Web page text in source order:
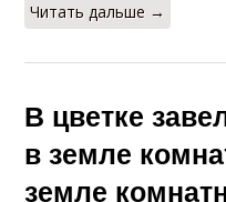
Читать дальше →
В цветке
в земле
земле